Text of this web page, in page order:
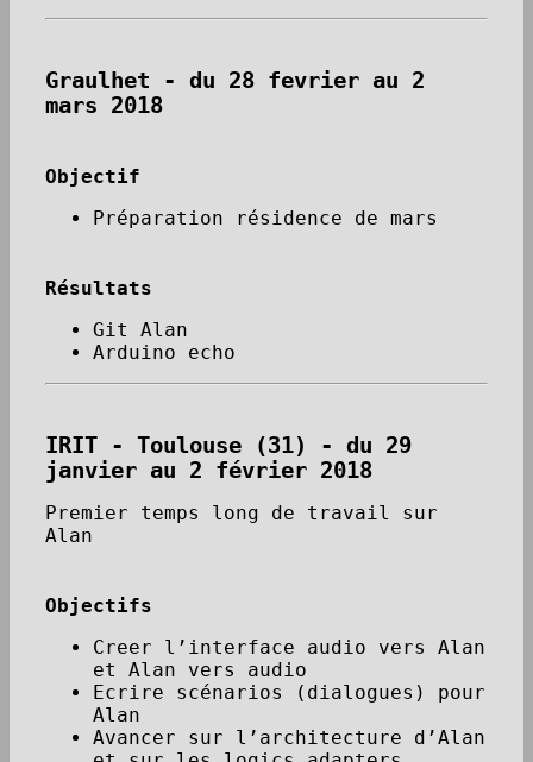
Graulhet - du 28 fevrier au 2
mars 2018
Objectif
Préparation résidence de mars
Résultats
Git Alan
Arduino echo
IRIT - Toulouse (31) - du 29
janvier au 2 février 2018
Premier temps long de travail sur
Alan
Objectifs
Creer l’interface audio vers Alan
et Alan vers audio
Ecrire scénarios (dialogues) pour
Alan
Avancer sur l’architecture d’Alan